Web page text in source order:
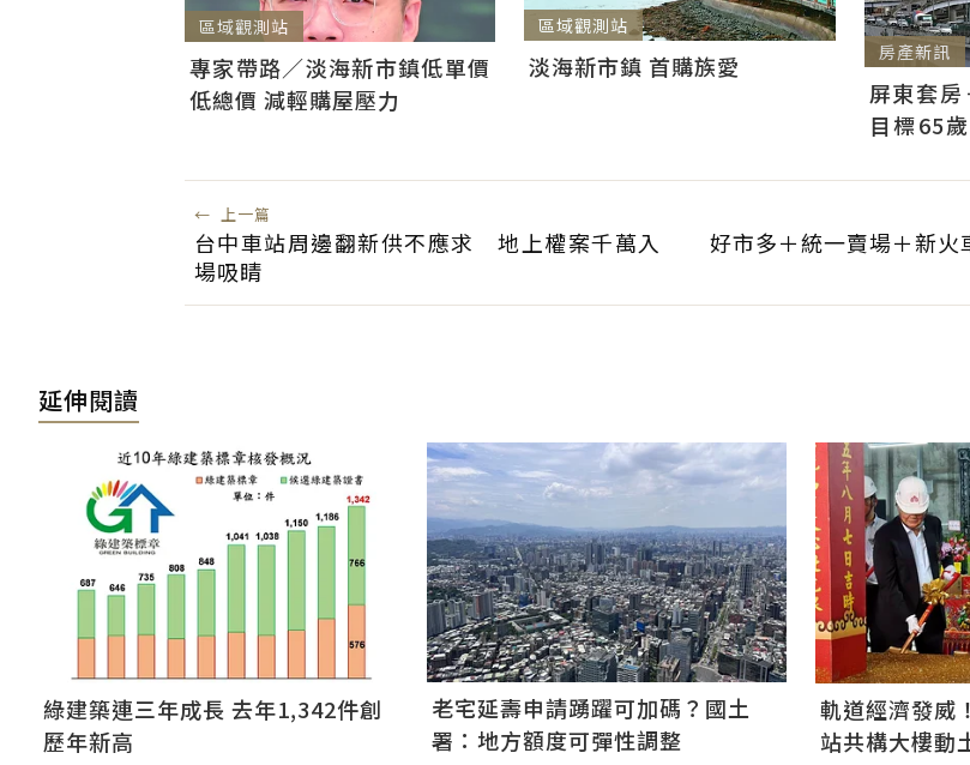
區域觀測站
專家帶路／淡海新市鎮低單價
低總價 減輕購屋壓力
區域觀測站
淡海新市鎮 首購族愛 房產新訊
屏東套
目標65
← 上一篇
台中車站周邊翻新供不應求 地上權案千萬入
場吸睛
好市多＋統一賣場＋新
延伸閱讀
綠建築連三年成長 去年1,342件創
歷年新高
老宅延壽申請踴躍可加碼？國土
署：地方額度可彈性調整
軌道經濟發威
站共構大樓動